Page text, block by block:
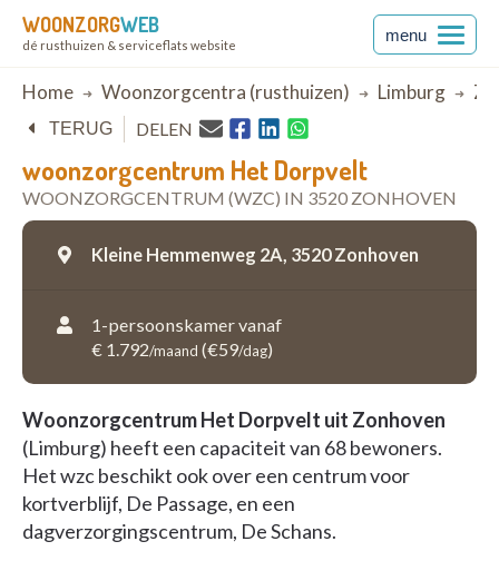
WOONZORGWEB
dé rusthuizen & serviceflats website
menu
Breadcrumb
Home Woonzorgcentra (rusthuizen) Limburg
woonzorgcentrum Het Dorpvelt
WOONZORGCENTRUM (WZC) IN 3520 ZONHOVEN
TERUG DELEN
Kleine Hemmenweg 2A, 3520 Zonhoven
1-persoonskamer vanaf
€ 1.792/maand (€59/dag)
Woonzorgcentrum Het Dorpvelt uit Zonhoven
(Limburg) heeft een capaciteit van 68 bewoners.
Het wzc beschikt ook over een centrum voor
kortverblijf, De Passage, en een
dagverzorgingscentrum, De Schans.